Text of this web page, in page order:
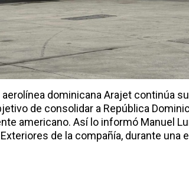
aerolínea dominicana Arajet continúa
de consolidar a República
americano. Así lo informó Manuel
de la compañía, durante una